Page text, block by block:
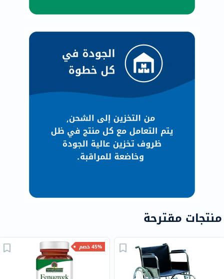
منتجات مقترحة
45% خصم